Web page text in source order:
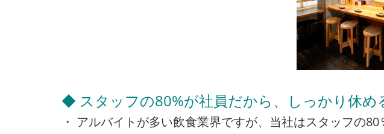
◆ スタッフの80%が社員だから、しっかり休め
・ アルバイトが多い飲食業界ですが、当社はスタッフの